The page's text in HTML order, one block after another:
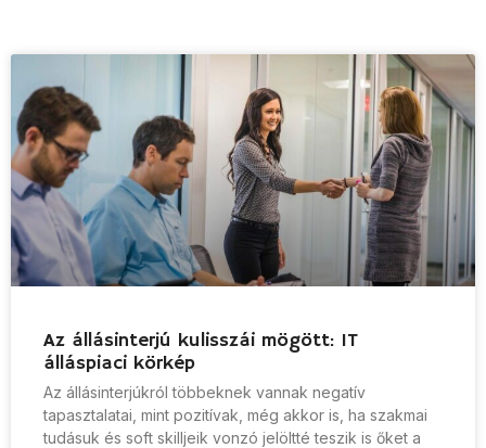
Az állásinterjú kulisszái mögött: IT
álláspiaci körkép
Az állásinterjúkról többeknek vannak negatív
tapasztalatai, mint pozitívak, még akkor is, ha szakmai
tudásuk és soft skilljeik vonzó jelöltté teszik is őket a